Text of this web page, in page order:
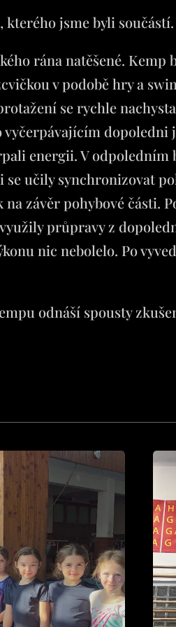
kterého jsme byli součástí.
rána natěšené. Kemp
v podobě hry a
se rychle
dopoledni
energii. V odpoledním
učily synchronizovat
závěr pohybové části.
průpravy z
nic nebolelo. Po
odnáší spousty